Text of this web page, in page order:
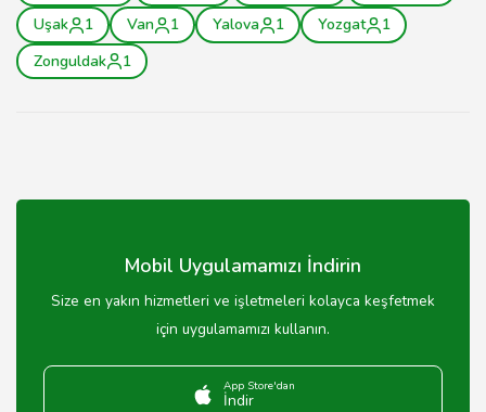
Uşak
1 Van 1 Yalova 1 Yozgat
1
Zonguldak
1
Mobil Uygulamamızı İndirin
Size en yakın hizmetleri ve işletmeleri kolayca keşfetmek
için uygulamamızı kullanın.
App Store'dan
İndir